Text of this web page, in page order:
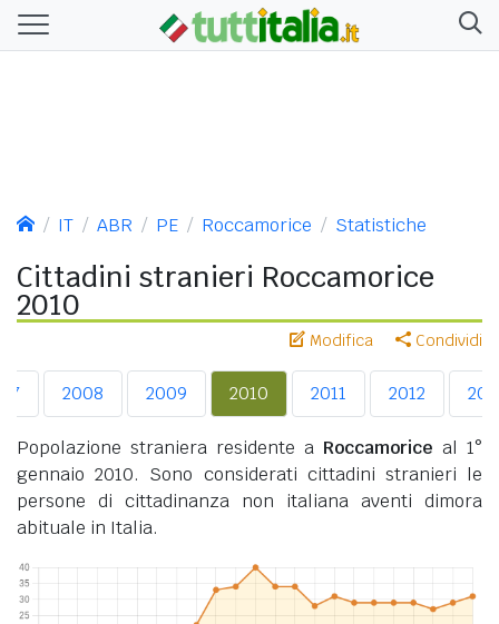
IT ABR PE Roccamorice Statistiche
Cittadini stranieri Roccamorice
2010
Modifica Condividi
2008 2009 2010 2011 2012
Popolazione straniera residente a Roccamorice al 1°
gennaio 2010. Sono considerati cittadini stranieri le
persone di cittadinanza non italiana aventi dimora
abituale in Italia.